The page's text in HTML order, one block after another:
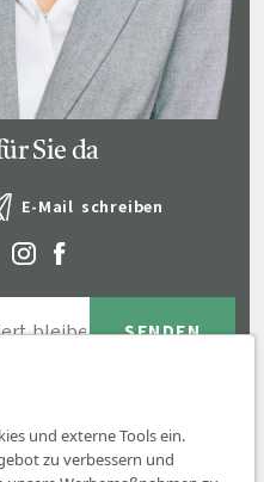
Sie da
E-Mail schreiben
und externe Tools ein.
zu verbessern und